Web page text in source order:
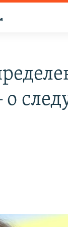
о